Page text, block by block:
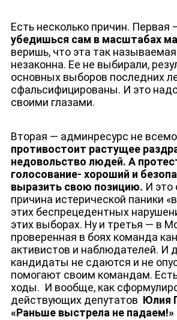
Есть несколько причин. Первая
убедишься сам в масштабах
веришь, что эта так
незаконна. Ее не выбирали,
основных выборов последних
сфальсифицированы. И это
своими глазами.
Вторая — админресурс не
противостоит растущее
недовольство людей. А
голосование- хороший и
выразить свою позицию. И это
причина истерической паники
этих беспрецедентных
этих выборах. Ну и третья — в
проверенная в боях команда
активистов и наблюдателей. И
кандидаты не сдаются и не
помогают своим командам.
ходы. И вообще, как
действующих депутатов Юлия
«Раньше выстрела не падаем!»